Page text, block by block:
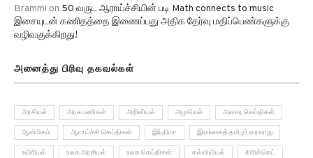
Brammi on 50 வருட ஆராய்ச்சியின் படி Math connects to music
இசையுடன் கணிதத்தை இணைப்பது அதிக தேர்வு மதிப்பெண்களுக்கு
வழிவகுக்கிறது!
அனைத்து பிரிவு தகவல்கள்
அரசியல் அரசு பணிகள் அறிவியல் அழகியல் அவசர செய்திகள்
ஆன்மிகம் ஆராய்ச்சி செய்திகள் இந்தியா இலங்கைத் தமிழர் வரலாறு
உயிரியல் உலக அரசியல் உலக செய்திகள் கல்வியியல் கிரிக்கெட்